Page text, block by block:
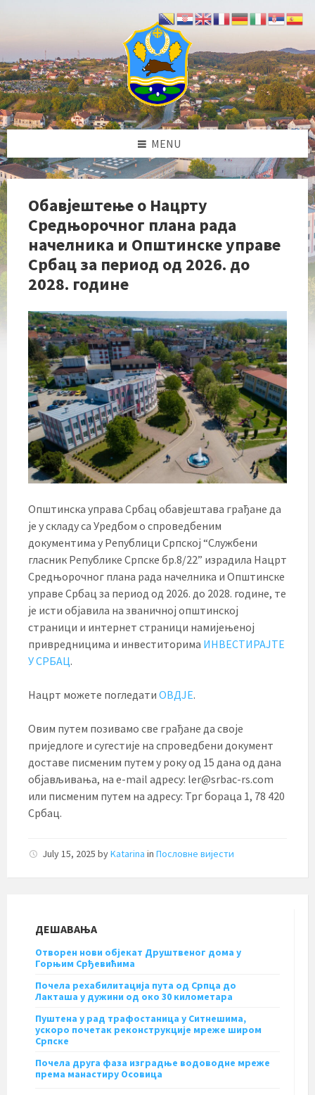
MENU
Обавјештење о Нацрту
Средњорочног плана рада
начелника и Општинске управе
Србац за период од 2026. до
2028. године
Општинска управа Србац обавјештава грађане да
је у складу са Уредбом о спроведбеним
документима у Републици Српској “Службени
гласник Републике Српске бр.8/22” израдила Нацрт
Средњорочног плана рада начелника и Општинске
управе Србац за период од 2026. до 2028. године, те
је исти објавила на званичној општинској
страници и интернет страници намијењеној
привредницима и инвеститорима ИНВЕСТИРАЈТЕ
У СРБАЦ.
Нацрт можете погледати ОВДЈЕ.
Овим путем позивамо све грађане да своје
приједлоге и сугестије на спроведбени документ
доставе писменим путем у року од 15 дана од дана
објављивања, на e-mail адресу: ler@srbac-rs.com
или писменим путем на адресу: Трг бораца 1, 78 420
Србац.
July 15, 2025 byKatarina in Пословне вијести
ДЕШАВАЊА
Отворен нови објекат Друштвеног дома у
Горњим Срђевићима
Почела рехабилитација пута од Српца до
Лакташа у дужини од око 30 километара
Пуштена у рад трафостаница у Ситнешима,
ускоро почетак реконструкције мреже широм
Српске
Почела друга фаза изградње водоводне мреже
према манастиру Осовица